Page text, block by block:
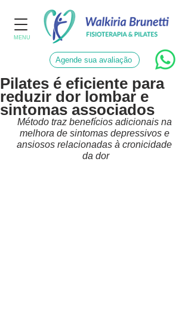
MENU
Agende sua avaliação
Pilates é eficiente para
reduzir dor lombar e
sintomas associados
Método traz benefícios adicionais na
melhora de sintomas depressivos e
ansiosos relacionadas à cronicidade
da dor